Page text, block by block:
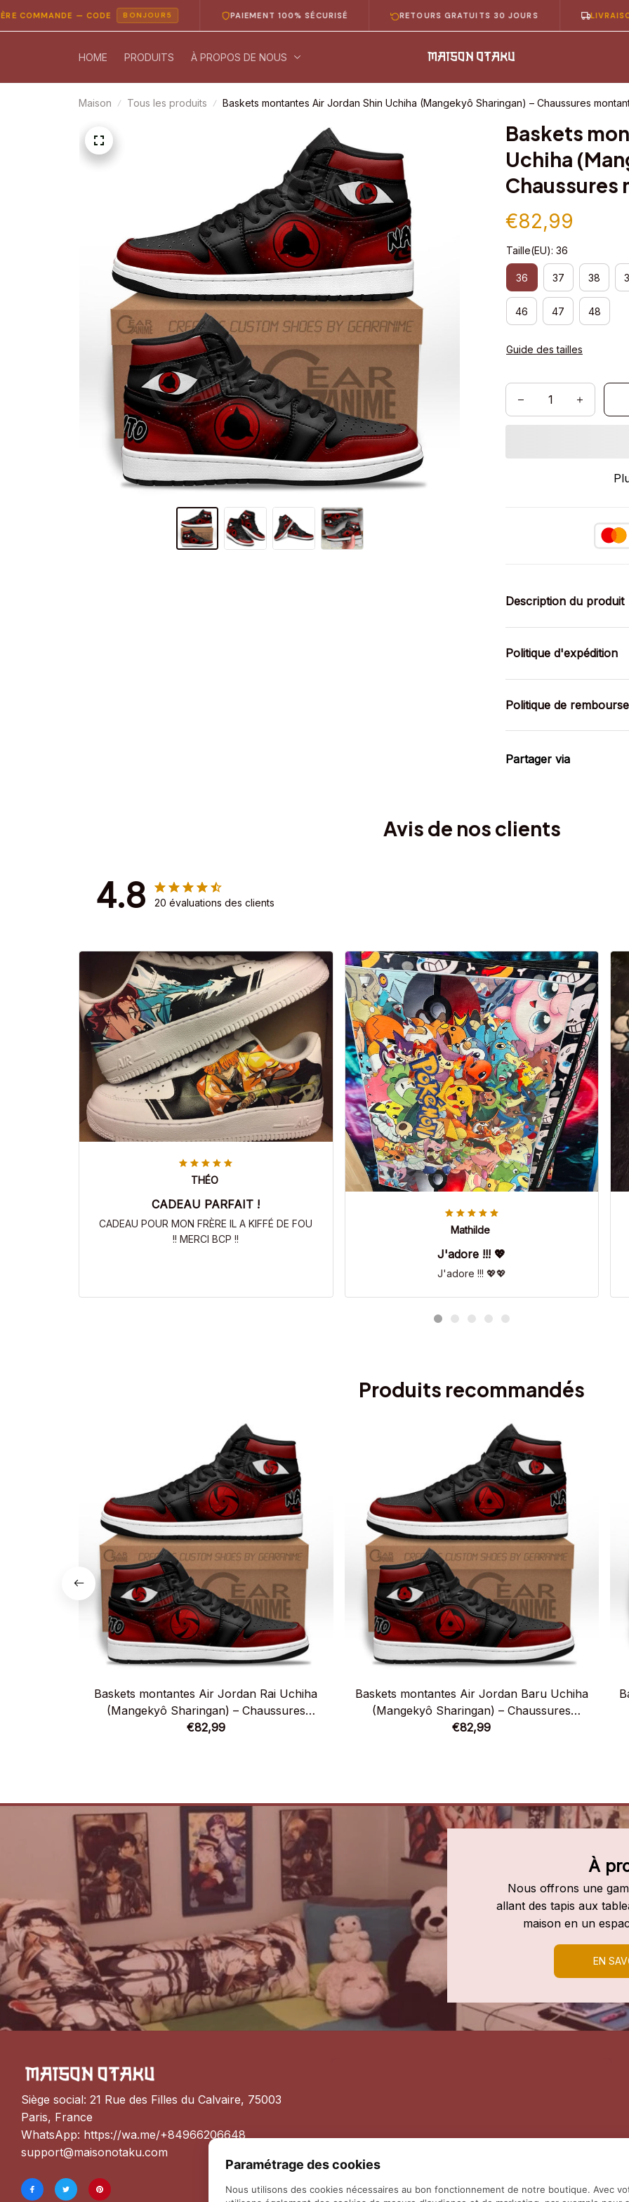
— CODE BONJOUR5 PAIEMENT 100% SÉCURISÉ RETOURS GRATUITS 30 JOURS LIVRAISON
HOME PRODUITS À PROPOS DE NOUS
Maison Tous les produits Baskets montantes Air Jordan Shin Uchiha (Mangekyô Sharingan) – Chaussures
Baskets
Uchiha
Chaussures
€82,99
Taille(EU): 36
36 37 38
46 47 48
Guide des tailles
Description du produit
Politique d'expédition
Politique de
Partager via
Avis de nos clients
4.8 20 évaluations des clients
THÉO
CADEAU PARFAIT !
CADEAU POUR MON FRÈRE IL A KIFFÉ DE FOU
!! MERCI BCP !!
Mathilde
J'adore !!! 💖
J'adore !!! 💖💖
Produits recommandés
Baskets montantes Air Jordan Rai Uchiha
(Mangekyô Sharingan) – Chaussures
montantes Naruto
€82,99
Baskets montantes Air Jordan Baru Uchiha
(Mangekyô Sharingan) – Chaussures
montantes Naruto
€82,99
À
Nous offrons une
allant des tapis aux
maison en un
EN
Siège social: 21 Rue des Filles du Calvaire, 75003
Paris, France
WhatsApp: https://wa.me/+84966206648
support@maisonotaku.com
Paramétrage des cookies
Nous utilisons des cookies nécessaires au bon fonctionnement de notre boutique. Avec